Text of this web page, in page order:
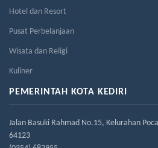
Hotel dan Resort
Pusat Perbelanjaan
Wisata dan Religi
Kuliner
PEMERINTAH KOTA KEDIRI
Jalan Basuki Rahmad No.15, Kelurahan
64123